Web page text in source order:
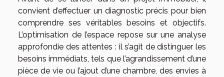
convient d’effectuer un diagnostic précis pour bien
comprendre ses véritables besoins et objectifs.
L’optimisation de l’espace repose sur une analyse
approfondie des attentes : il s’agit de distinguer les
besoins immédiats, tels que l’agrandissement d’une
pièce de vie ou l’ajout d’une chambre, des envies à